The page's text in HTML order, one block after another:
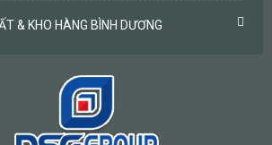
& KHO HÀNG BÌNH DƯƠNG